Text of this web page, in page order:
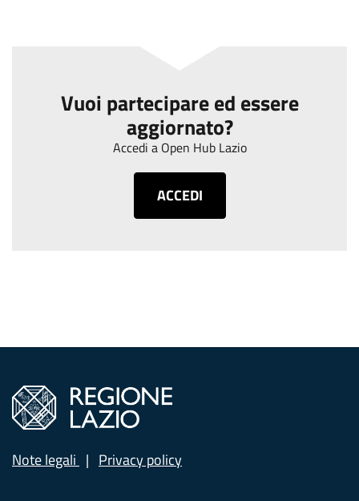
Vuoi partecipare ed essere
aggiornato?
Accedi a Open Hub Lazio
ACCEDI
Note legali Privacy policy